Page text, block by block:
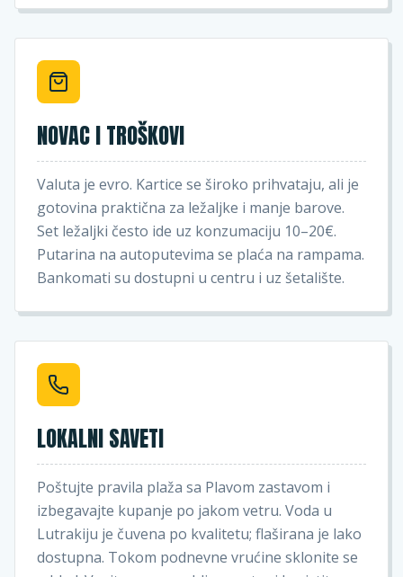
NOVAC I TROŠKOVI
Valuta je evro. Kartice se široko prihvataju, ali je
gotovina praktična za ležaljke i manje barove.
Set ležaljki često ide uz konzumaciju 10–20€.
Putarina na autoputevima se plaća na rampama.
Bankomati su dostupni u centru i uz šetalište.
LOKALNI SAVETI
Poštujte pravila plaža sa Plavom zastavom i
izbegavajte kupanje po jakom vetru. Voda u
Lutrakiju je čuvena po kvalitetu; flaširana je lako
dostupna. Tokom podnevne vrućine sklonite se